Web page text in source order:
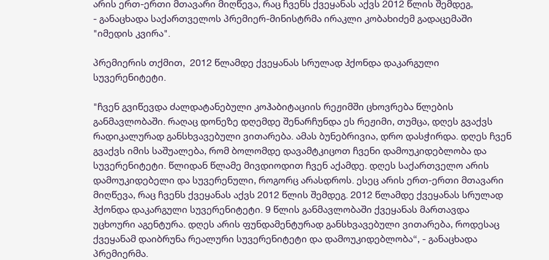
არის ერთ-ერთი მთავარი მიღწევა, რაც ჩვენს ქვეყანას აქვს 2012 წლის შემდეგ,
- განაცხადა საქართველოს პრემიერ-მინისტრმა ირაკლი კობახიძემ გადაცემაში
"იმედის კვირა".
პრემიერის თქმით, 2012 წლამდე ქვეყანას სრულად ჰქონდა დაკარგული
სუვერენიტეტი.
"ჩვენ გვიწევდა ძალდატანებული კოჰაბიტაციის რეჟიმში ცხოვრება წლების
განმავლობაში. რაღაც დონეზე დღემდე შენარჩუნდა ეს რეჟიმი, თუმცა, დღეს გვაქვს
რადიკალურად განსხვავებული ვითარება. ამას ბუნებრივია, დრო დასჭირდა. დღეს ჩვენ
გვაქვს იმის საშუალება, რომ ბოლომდე დავამტკიცოთ ჩვენი დამოუკიდებლობა და
სუვერენიტეტი. წლიდან წლამე მივდიოდით ჩვენ აქამდე. დღეს საქართველო არის
დამოუკიდებელი და სუვერენული, როგორც არასდროს. ესეც არის ერთ-ერთი მთავარი
მიღწევა, რაც ჩვენს ქვეყანას აქვს 2012 წლის შემდეგ. 2012 წლამდე ქვეყანას სრულად
ჰქონდა დაკარგული სუვერენიტეტი. 9 წლის განმავლობაში ქვეყანას მართავდა
უცხოური აგენტურა. დღეს არის ფუნდამენტურად განსხვავებული ვითარება, როდესაც
ქვეყანამ დაიბრუნა რეალური სუვერენიტეტი და დამოუკიდებლობა“, - განაცხადა
პრემიერმა.